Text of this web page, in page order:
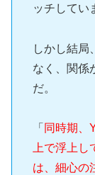
ッチしてい
しかし結局
なく、関係
だ。
「 同時期、
上で浮上
は、細心の